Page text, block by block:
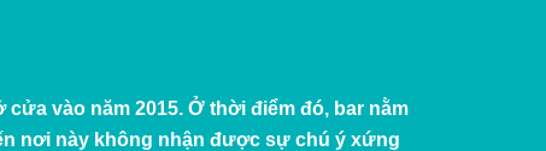
vào năm 2015. Ở thời điểm đó, bar nằm
nơi này không nhận được sự chú ý xứng